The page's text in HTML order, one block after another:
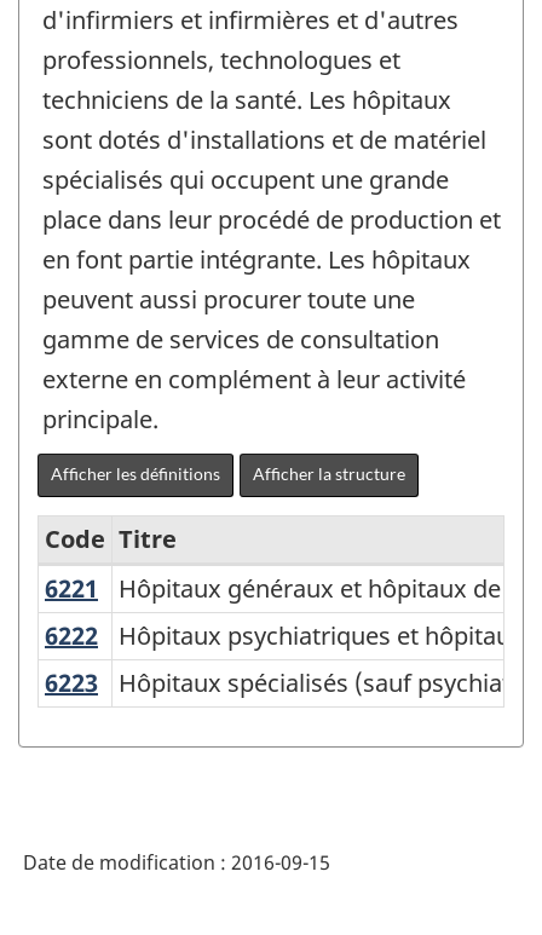
d'infirmiers et infirmières et d'autres
professionnels, technologues et
techniciens de la santé. Les hôpitaux
sont dotés d'installations et de matériel
spécialisés qui occupent une grande
place dans leur procédé de production et
en font partie intégrante. Les hôpitaux
peuvent aussi procurer toute une
gamme de services de consultation
externe en complément à leur activité
principale.
Afficher les définitions Afficher la structure
Variante
du
SCIAN
2007
-
l'enquête
Code Titre
6221
Hôpitaux généraux et hôpitaux de
Hôpitaux généraux et hôpitaux de
6222 Hôpitaux psychiatriques et
Hôpitaux psychiatriques et hôpitaux
6223 Hôpitaux spécialisés (sauf
Hôpitaux spécialisés (sauf
Date de modification : 2016-09-15